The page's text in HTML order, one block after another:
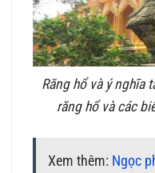
Răng hổ và ý nghĩa
răng hổ và các
Xem thêm: Ngọc